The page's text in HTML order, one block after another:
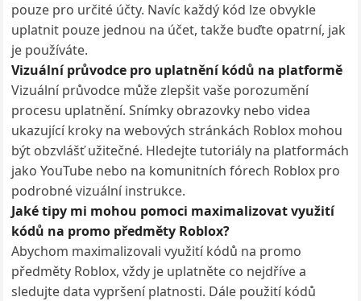
pouze pro určité účty. Navíc každý kód lze obvykle
uplatnit pouze jednou na účet, takže buďte opatrní, jak
je používáte.
Vizuální průvodce pro uplatnění kódů na platformě
Vizuální průvodce může zlepšit vaše porozumění
procesu uplatnění. Snímky obrazovky nebo videa
ukazující kroky na webových stránkách Roblox mohou
být obzvlášť užitečné. Hledejte tutoriály na platformách
jako YouTube nebo na komunitních fórech Roblox pro
podrobné vizuální instrukce.
Jaké tipy mi mohou pomoci maximalizovat využití
kódů na promo předměty Roblox?
Abychom maximalizovali využití kódů na promo
předměty Roblox, vždy je uplatněte co nejdříve a
sledujte data vypršení platnosti. Dále použití kódů